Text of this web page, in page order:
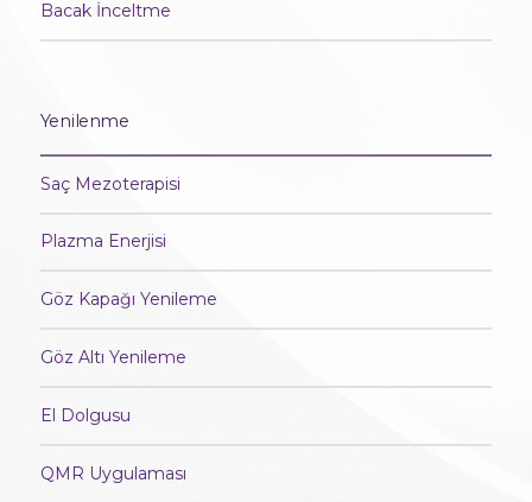
Bacak İnceltme
Yenilenme
Saç Mezoterapisi
Plazma Enerjisi
Göz Kapağı Yenileme
Göz Altı Yenileme
El Dolgusu
QMR Uygulaması